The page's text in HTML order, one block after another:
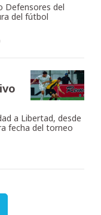
Defensores del
del fútbol
a Libertad, desde
fecha del torneo